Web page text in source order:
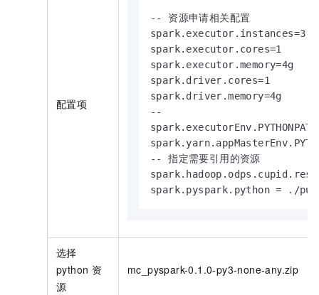
配置项
-- 资源申请相关配置
spark.executor.instances=3
spark.executor.cores=1
spark.executor.memory=4g
spark.driver.cores=1
spark.driver.memory=4g
--
-- 指定需要引用的资源
spark.pyspark.python = ./
选择
python 资
源
mc_pyspark-0.1.0-py3-none-any.zip